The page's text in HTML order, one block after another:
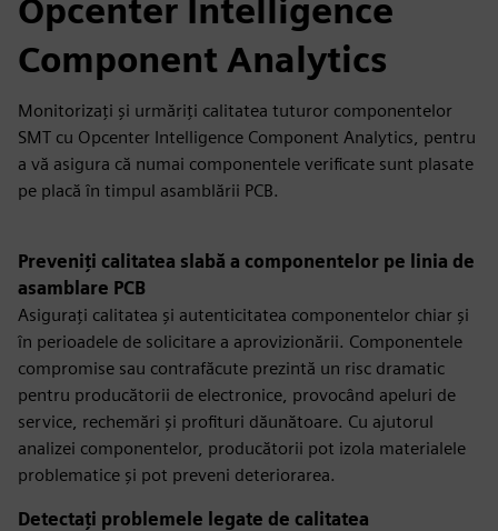
Opcenter Intelligence
Component Analytics
Monitorizați și urmăriți calitatea tuturor componentelor
SMT cu Opcenter Intelligence Component Analytics, pentru
a vă asigura că numai componentele verificate sunt plasate
pe placă în timpul asamblării PCB.
Preveniți calitatea slabă a componentelor pe linia de
asamblare PCB
Asigurați calitatea și autenticitatea componentelor chiar și
în perioadele de solicitare a aprovizionării. Componentele
compromise sau contrafăcute prezintă un risc dramatic
pentru producătorii de electronice, provocând apeluri de
service, rechemări și profituri dăunătoare. Cu ajutorul
analizei componentelor, producătorii pot izola materialele
problematice și pot preveni deteriorarea.
Detectați problemele legate de calitatea